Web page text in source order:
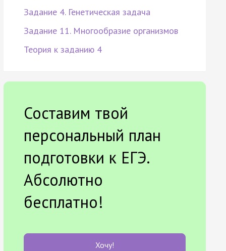
Задание 4. Генетическая задача
Задание 11. Многообразие организмов
Теория к заданию 4
Составим твой
персональный план
подготовки к ЕГЭ.
Абсолютно
бесплатно!
Хочу!